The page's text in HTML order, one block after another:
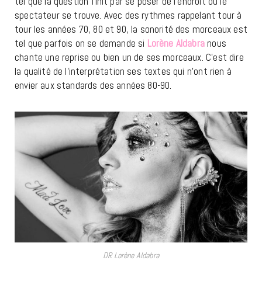
spectateur se trouve. Avec des rythmes rappelant tour à
tour les années 70, 80 et 90, la sonorité des morceaux est
tel que parfois on se demande si Lorène Aldabra nous
chante une reprise ou bien un de ses morceaux. C’est dire
la qualité de l’interprétation ses textes qui n’ont rien à
envier aux standards des années 80-90.
DR Lorène Aldabra